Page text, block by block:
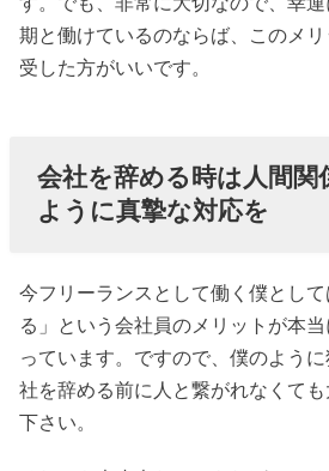
期と働けているのならば、このメ
受した方がいいです。
会社を辞める時は人間関
ように真摯な対応を
今フリーランスとして働く僕として
る」という会社員のメリットが本
っています。ですので、僕のよう
社を辞める前に人と繋がれなくて
下さい。